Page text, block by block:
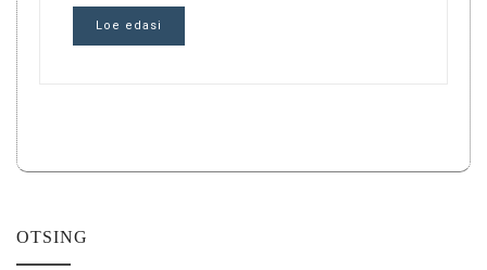
Loe edasi
OTSING